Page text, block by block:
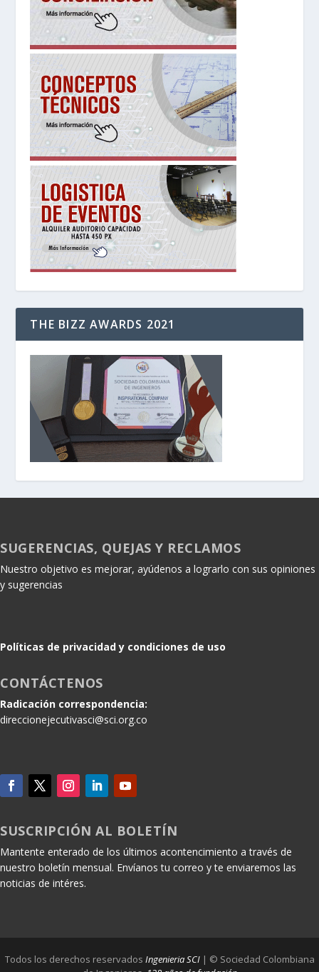
THE BIZZ AWARDS 2021
SUGERENCIAS, QUEJAS Y RECLAMOS
Nuestro objetivo es mejorar, ayúdenos a lograrlo con sus opiniones
y sugerencias
Políticas de privacidad y condiciones de uso
CONTÁCTENOS
Radicación correspondencia:
direccionejecutivasci@sci.org.co
SUSCRIPCIÓN AL BOLETÍN
Mantente enterado de los últimos acontencimiento a través de
nuestro boletín mensual. Envíanos tu correo y te enviaremos las
noticias de intéres.
Todos los derechos reservados Ingenieria SCI | © Sociedad Colombiana